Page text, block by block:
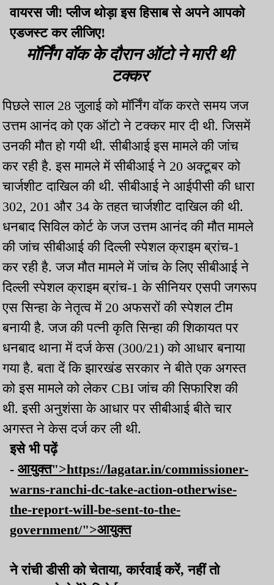
वायरस जी! प्लीज थोड़ा इस हिसाब से अपने आपको
एडजस्ट कर लीजिए!
मॉर्निंग वॉक के दौरान ऑटो ने मारी थी
टक्कर
पिछले साल 28 जुलाई को मॉर्निंग वॉक करते समय जज
उत्तम आनंद को एक ऑटो ने टक्कर मार दी थी. जिसमें
उनकी मौत हो गयी थी. सीबीआई इस मामले की जांच
कर रही है. इस मामले में सीबीआई ने 20 अक्टूबर को
चार्जशीट दाखिल की थी. सीबीआई ने आईपीसी की धारा
302, 201 और 34 के तहत चार्जशीट दाखिल की थी.
धनबाद सिविल कोर्ट के जज उत्तम आनंद की मौत मामले
की जांच सीबीआई की दिल्ली स्पेशल क्राइम ब्रांच-1
कर रही है. जज मौत मामले में जांच के लिए सीबीआई ने
दिल्ली स्पेशल क्राइम ब्रांच-1 के सीनियर एसपी जगरूप
एस सिन्हा के नेतृत्व में 20 अफसरों की स्पेशल टीम
बनायी है. जज की पत्नी कृति सिन्हा की शिकायत पर
धनबाद थाना में दर्ज केस (300/21) को आधार बनाया
गया है. बता दें कि झारखंड सरकार ने बीते एक अगस्त
को इस मामले को लेकर CBI जांच की सिफारिश की
थी. इसी अनुशंसा के आधार पर सीबीआई बीते चार
अगस्त ने केस दर्ज कर ली थी.
इसे भी पढ़ें
- आयुक्त">https://lagatar.in/commissioner-
warns-ranchi-dc-take-action-otherwise-
the-report-will-be-sent-to-the-
government/">आयुक्त
ने रांची डीसी को चेताया, कार्रवाई करें, नहीं तो